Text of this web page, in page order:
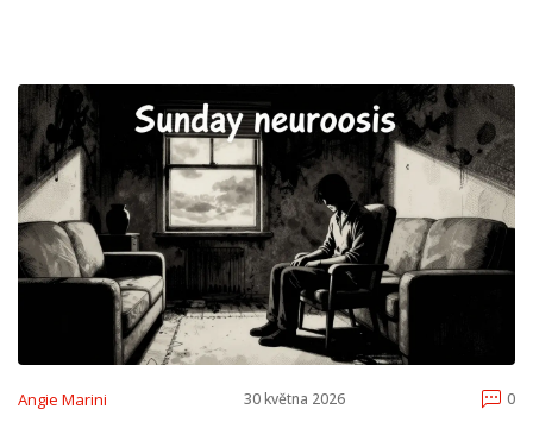
Angie Marini 30 května 2026 0